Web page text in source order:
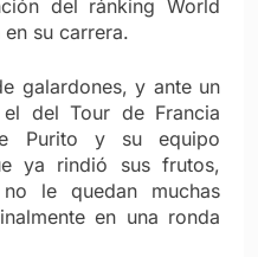
del ránking World
su carrera.
galardones, y ante un
del Tour de Francia
Purito y su equipo
ya rindió sus frutos,
le quedan muchas
en una ronda